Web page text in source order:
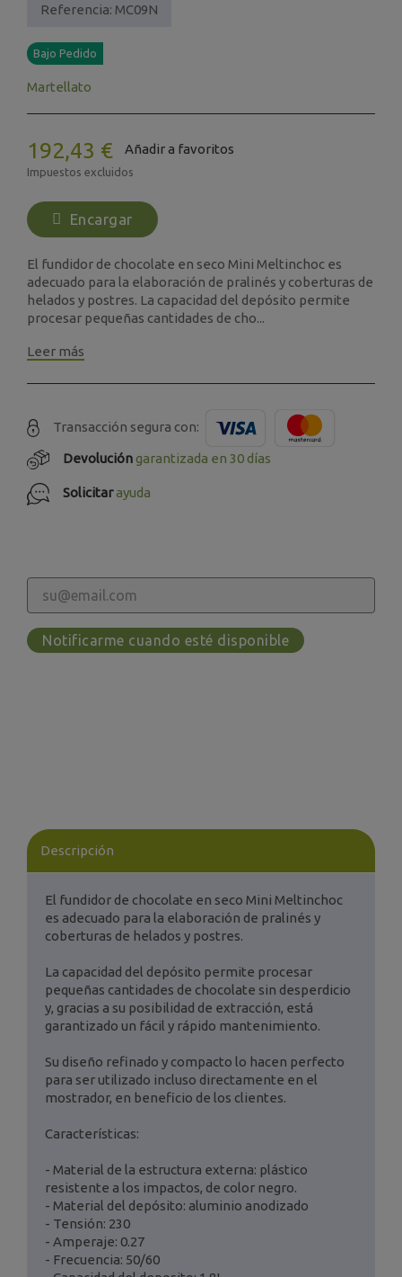
Referencia: MC09N
Bajo Pedido
Martellato
192,43 € Añadir a favoritos
Impuestos excluidos
Encargar
El fundidor de chocolate en seco Mini Meltinchoc es
adecuado para la elaboración de pralinés y coberturas de
helados y postres. La capacidad del depósito permite
procesar pequeñas cantidades de cho...
Leer más
Transacción segura con:
Devolucióngarantizada en 30 días
Solicitarayuda
Notificarme cuando esté disponible
Descripción
El fundidor de chocolate en seco Mini Meltinchoc
es adecuado para la elaboración de pralinés y
coberturas de helados y postres.
La capacidad del depósito permite procesar
pequeñas cantidades de chocolate sin desperdicio
y, gracias a su posibilidad de extracción, está
garantizado un fácil y rápido mantenimiento.
Su diseño refinado y compacto lo hacen perfecto
para ser utilizado incluso directamente en el
mostrador, en beneficio de los clientes.
Características:
- Material de la estructura externa: plástico
resistente a los impactos, de color negro.
- Material del depósito: aluminio anodizado
- Tensión: 230
- Amperaje: 0.27
- Frecuencia: 50/60